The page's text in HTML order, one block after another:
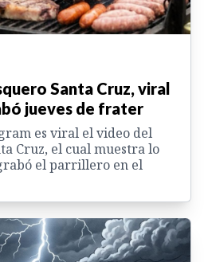
Santa Cruz, viral
jueves de frater
es viral el video del
Cruz, el cual muestra lo
el parrillero en el